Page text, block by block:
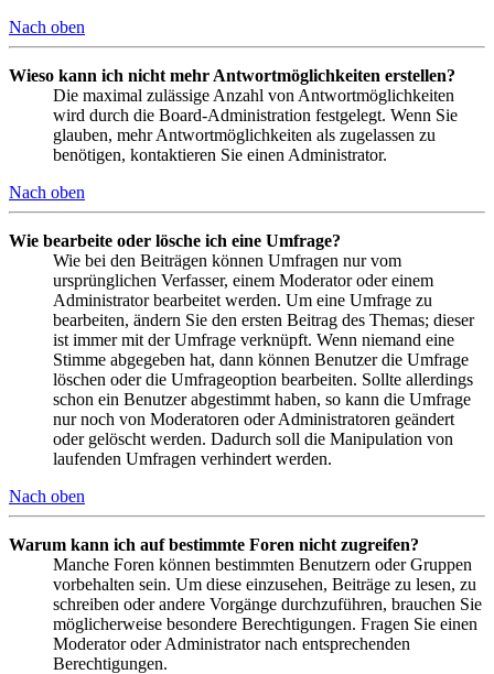
Nach oben
Wieso kann ich nicht mehr Antwortmöglichkeiten erstellen?
Die maximal zulässige Anzahl von Antwortmöglichkeiten
wird durch die Board-Administration festgelegt. Wenn Sie
glauben, mehr Antwortmöglichkeiten als zugelassen zu
benötigen, kontaktieren Sie einen Administrator.
Nach oben
Wie bearbeite oder lösche ich eine Umfrage?
Wie bei den Beiträgen können Umfragen nur vom
ursprünglichen Verfasser, einem Moderator oder einem
Administrator bearbeitet werden. Um eine Umfrage zu
bearbeiten, ändern Sie den ersten Beitrag des Themas; dieser
ist immer mit der Umfrage verknüpft. Wenn niemand eine
Stimme abgegeben hat, dann können Benutzer die Umfrage
löschen oder die Umfrageoption bearbeiten. Sollte allerdings
schon ein Benutzer abgestimmt haben, so kann die Umfrage
nur noch von Moderatoren oder Administratoren geändert
oder gelöscht werden. Dadurch soll die Manipulation von
laufenden Umfragen verhindert werden.
Nach oben
Warum kann ich auf bestimmte Foren nicht zugreifen?
Manche Foren können bestimmten Benutzern oder Gruppen
vorbehalten sein. Um diese einzusehen, Beiträge zu lesen, zu
schreiben oder andere Vorgänge durchzuführen, brauchen Sie
möglicherweise besondere Berechtigungen. Fragen Sie einen
Moderator oder Administrator nach entsprechenden
Berechtigungen.